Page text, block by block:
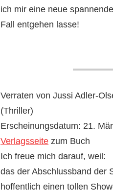
ich mir eine neue
Fall entgehen lasse!
Verraten von Jussi Adler-
(Thriller)
Erscheinungsdatum: 21.
Verlagsseite zum Buch
Ich freue mich darauf, weil:
das der Abschlussband der
hoffentlich einen tollen